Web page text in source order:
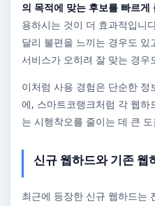
의 목적에 맞는 후보를 빠르
용하시는 것이 더 효과적입니
달리 불편을 느끼는 경우도
서비스가 오히려 잘 맞는 경우
이처럼 사용 경험은 단순한
에, 스마트코랭크처럼 각 웹하
는 시행착오를 줄이는 데 큰
신규 웹하드와 기존 웹
최근에 등장한 신규 웹하드는